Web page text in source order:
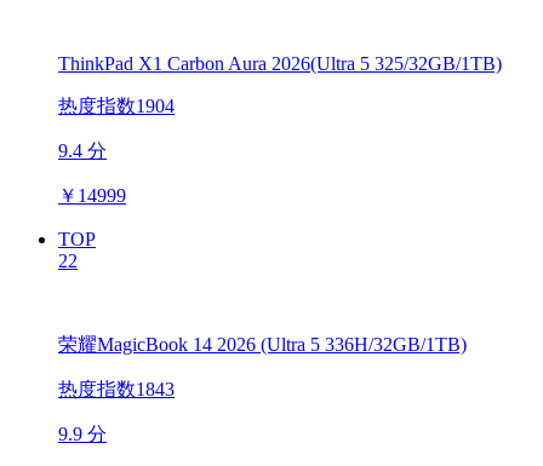
ThinkPad X1 Carbon Aura 2026(Ultra 5 325/32GB/1TB)
热度指数1904
9.4 分
￥ 14999
TOP
22
荣耀MagicBook 14 2026 (Ultra 5 336H/32GB/1TB)
热度指数1843
9.9 分